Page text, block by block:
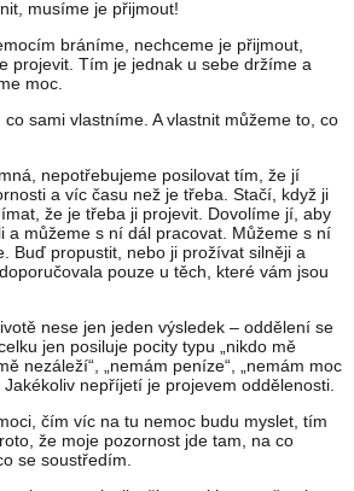
musíme je přijmout!
bráníme, nechceme je přijmout,
projevit. Tím je jednak u sebe držíme a
moc.
sami vlastníme. A vlastnit můžeme to, co
nepotřebujeme posilovat tím, že jí
a víc času než je třeba. Stačí, když ji
že je třeba ji projevit. Dovolíme jí, aby
a můžeme s ní dál pracovat. Můžeme s ní
Buď propustit, nebo ji prožívat silněji a
pouze u těch, které vám jsou
nese jen jeden výsledek – oddělení se
jen posiluje pocity typu „nikdo mě
nezáleží“, „nemám peníze“, „nemám moc
Jakékoliv nepříjetí je projevem oddělenosti.
čím víc na tu nemoc budu myslet, tím
že moje pozornost jde tam, na co
se soustředím.